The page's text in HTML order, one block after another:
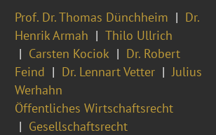
Prof. Dr. Thomas Dünchheim
Dr.
Henrik Armah
Thilo Ullrich
Carsten Kociok
Dr. Robert
Feind
Dr. Lennart Vetter
Julius
Werhahn
Öffentliches Wirtschaftsrecht
Gesellschaftsrecht